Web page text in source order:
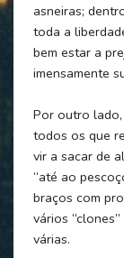
asneiras;
toda a
bem estar a
imensamente
Por outro
todos os que
vir a sacar de
“até ao
braços com
vários
várias.